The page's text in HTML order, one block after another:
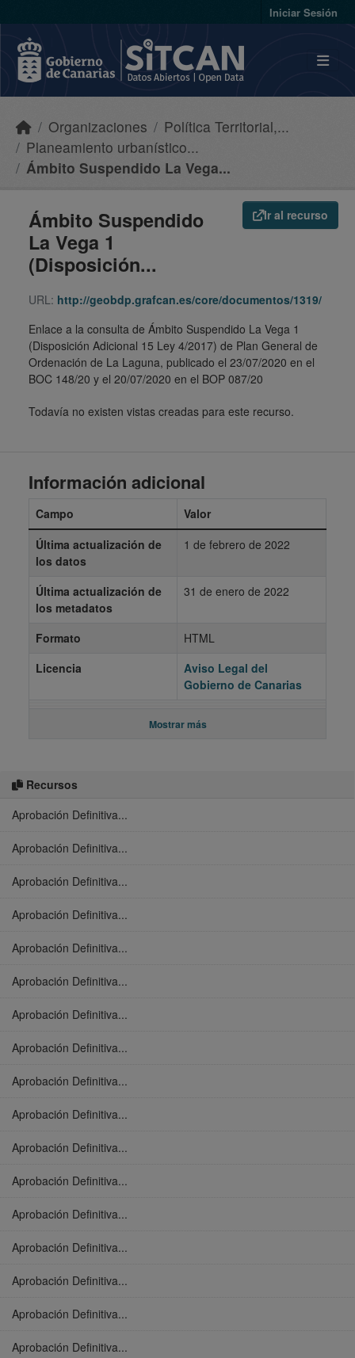
Iniciar Sesión
Organizaciones
Política Territorial,...
Planeamiento urbanístico...
Ámbito Suspendido La Vega...
Ir al recurso
Ámbito Suspendido
La Vega 1
(Disposición...
URL: http://geobdp.grafcan.es/core/documentos/1319/
Enlace a la consulta de Ámbito Suspendido La Vega 1
(Disposición Adicional 15 Ley 4/2017) de Plan General de
Ordenación de La Laguna, publicado el 23/07/2020 en el
BOC 148/20 y el 20/07/2020 en el BOP 087/20
Todavía no existen vistas creadas para este recurso.
Recursos
Aprobación Definitiva...
Aprobación Definitiva...
Aprobación Definitiva...
Aprobación Definitiva...
Aprobación Definitiva...
Aprobación Definitiva...
Aprobación Definitiva...
Aprobación Definitiva...
Aprobación Definitiva...
Aprobación Definitiva...
Aprobación Definitiva...
Aprobación Definitiva...
Aprobación Definitiva...
Aprobación Definitiva...
Aprobación Definitiva...
Aprobación Definitiva...
Aprobación Definitiva...
Información adicional
Campo
Valor
Última actualización de
los datos
1 de febrero de 2022
Última actualización de
los metadatos
31 de enero de 2022
Formato
HTML
Licencia
Aviso Legal del
Gobierno de Canarias
Mostrar más